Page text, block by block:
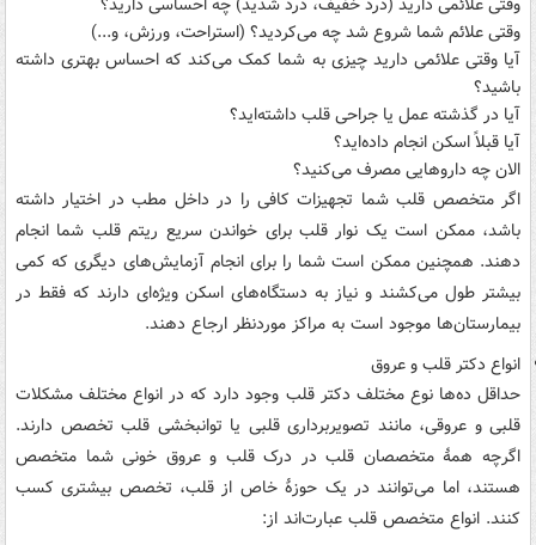
وقتی علائم شما شروع شد چه می‌کردید؟ (استراحت، ورزش، و...)
آیا وقتی علائمی دارید چیزی به شما کمک می‌کند که احساس بهتری داشته
باشید؟
آیا در گذشته عمل یا جراحی قلب داشته‌اید؟
آیا قبلاً اسکن انجام داده‌اید؟
الان چه داروهایی مصرف می‌کنید؟
اگر متخصص قلب شما تجهیزات کافی را در داخل مطب در اختیار داشته
باشد، ممکن است یک نوار قلب برای خواندن سریع ریتم قلب شما انجام
دهند. همچنین ممکن است شما را برای انجام آزمایش‌های دیگری که کمی
بیشتر طول می‌کشند و نیاز به دستگاه‌های اسکن ویژه‌ای دارند که فقط در
بیمارستان‌ها موجود است به مراکز موردنظر ارجاع دهند.
انواع دکتر قلب و عروق
حداقل ده‌ها نوع مختلف دکتر قلب وجود دارد که در انواع مختلف مشکلات
قلبی و عروقی، مانند تصویربرداری قلبی یا توانبخشی قلب تخصص دارند.
اگرچه همۀ متخصصان قلب در درک قلب و عروق خونی شما متخصص
هستند، اما می‌توانند در یک حوزۀ خاص از قلب، تخصص بیشتری کسب
کنند. انواع متخصص قلب عبارت‌اند از: